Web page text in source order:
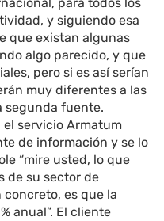
y siguiendo esa
que existan algunas
algo parecido, y que
pero si es así serían
muy diferentes a las
segunda fuente.
servicio Armatum
de información y se lo
“mire usted, lo que
de su sector de
es que la
anual”. El cliente